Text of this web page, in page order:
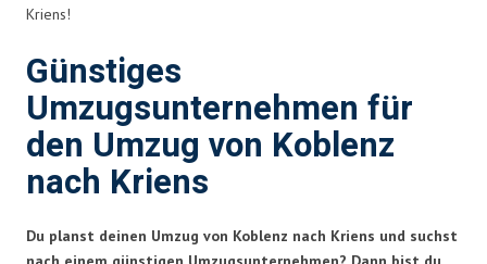
Kriens!
Günstiges
Umzugsunternehmen für
den Umzug von Koblenz
nach Kriens
Du planst deinen Umzug von Koblenz nach Kriens und suchst